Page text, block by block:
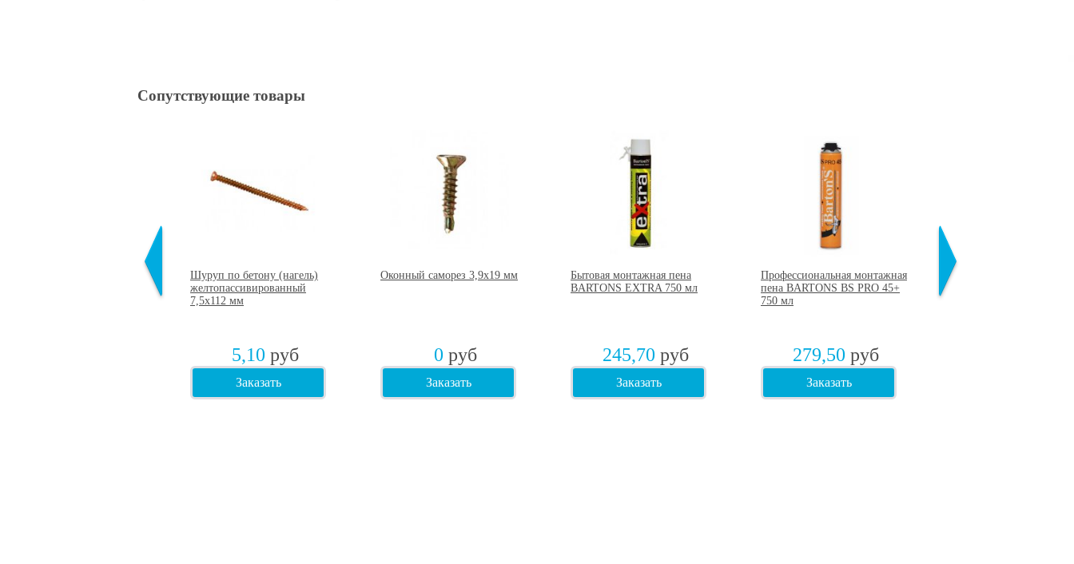
Сопутствующие товары
Шуруп по бетону (нагель)
желтопассивированный
7,5х112 мм
5,10 руб
Заказать
Оконный саморез 3,9х19 мм
0 руб
Заказать
Бытовая монтажная пена
BARTONS EXTRA 750 мл
245,70 руб
Заказать
Профессиональная монтажная
пена BARTONS BS PRO 45+
750 мл
279,50 руб
Заказать
Шуруп по бетону